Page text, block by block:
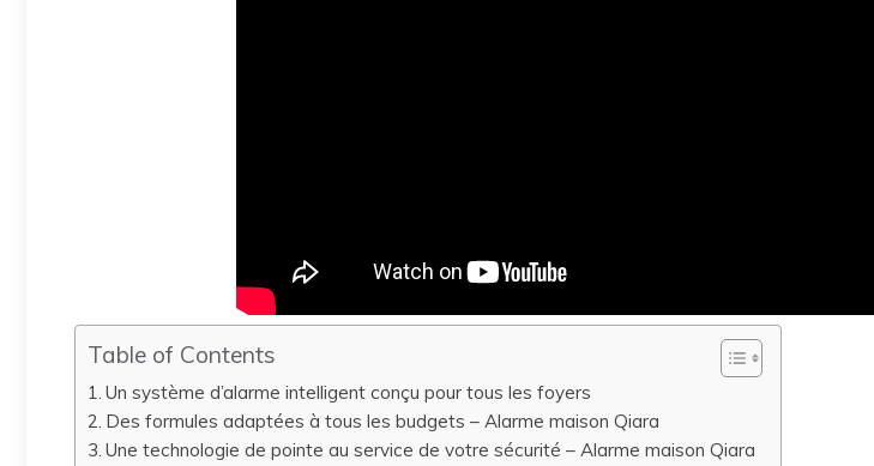
Table of Contents
Un système d’alarme intelligent conçu pour tous les foyers
Des formules adaptées à tous les budgets – Alarme maison Qiara
Une technologie de pointe au service de votre sécurité – Alarme maison Qiara